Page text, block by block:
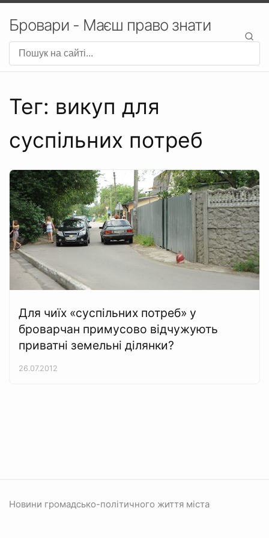
Бровари - Маєш право знати
Тег: викуп для
суспільних потреб
Для чиїх «суспільних потреб» у
броварчан примусово відчужують
приватні земельні ділянки?
26.07.2012
Новини громадсько-політичного життя міста